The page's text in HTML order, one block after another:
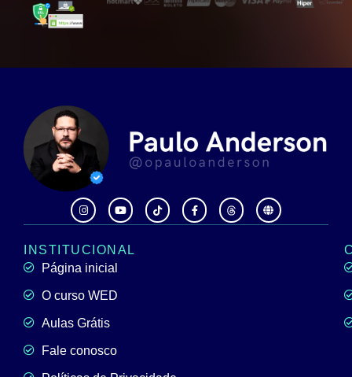
INSTITUCIONAL
Página inicial
O curso WED
Aulas Grátis
Fale conosco